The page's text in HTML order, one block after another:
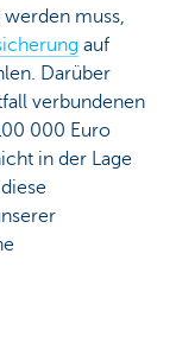
muss,
auf
Darüber
verbundenen
000 Euro
in der Lage